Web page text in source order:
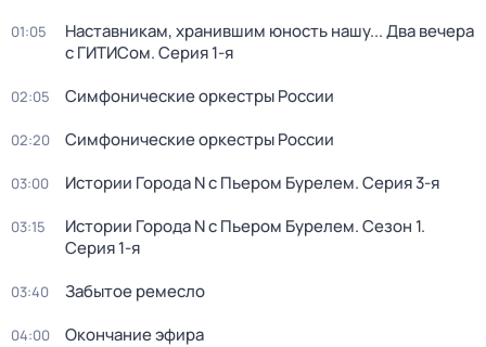
01:05
Наставникам, хранившим юность нашу... Два вечера
с ГИТИСом. Серия 1-я
02:05 Симфонические оркестры России
02:20 Симфонические оркестры России
03:00 Истории Города N с Пьером Бурелем. Серия 3-я
03:15 Истории Города N с Пьером Бурелем. Сезон 1.
Серия 1-я
03:40 Забытое ремесло
04:00 Окончание эфира